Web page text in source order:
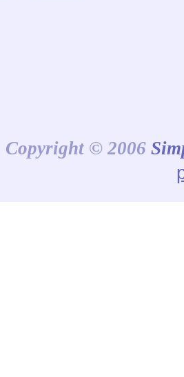
Copyright © 2006